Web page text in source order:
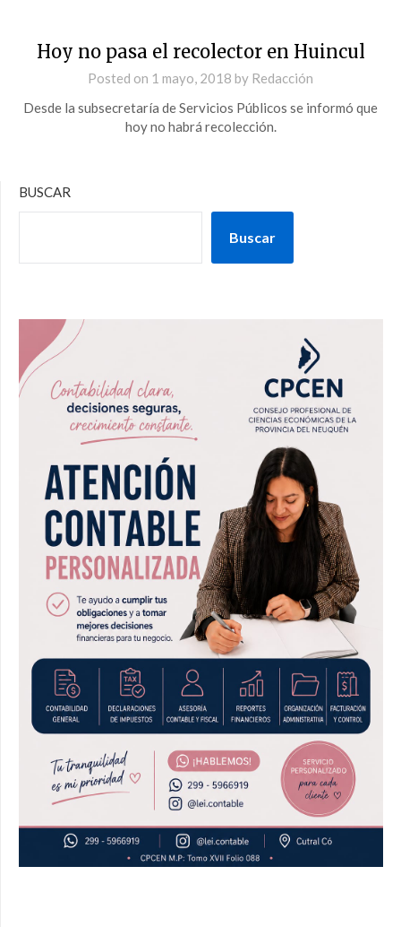
Hoy no pasa el recolector en Huincul
Posted on 1 mayo, 2018 by Redacción
Desde la subsecretaría de Servicios Públicos se informó que
hoy no habrá recolección.
BUSCAR
Buscar